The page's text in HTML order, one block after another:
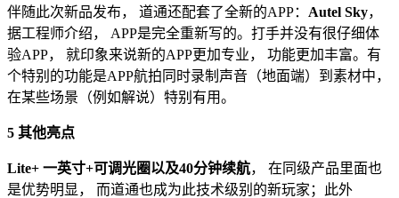
伴随此次新品发布， 道通还配套了全新的APP： Autel Sky，
据工程师介绍， APP是完全重新写的。打手并没有很仔细体
验APP， 就印象来说新的APP更加专业， 功能更加丰富。有
个特别的功能是APP航拍同时录制声音（地面端）到素材中，
在某些场景（例如解说）特别有用。
5 其他亮点
Lite+ 一英寸+可调光圈以及40分钟续航， 在同级产品里面也
是优势明显， 而道通也成为此技术级别的新玩家；此外